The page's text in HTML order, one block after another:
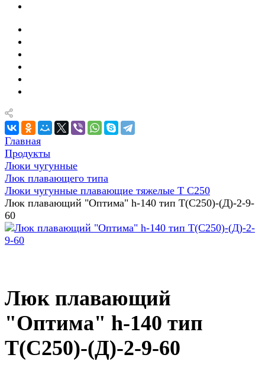
Главная
Продукты
Люки чугунные
Люк плавающего типа
Люки чугунные плавающие тяжелые Т С250
Люк плавающий "Оптима" h-140 тип Т(С250)-(Д)-2-9-
60
Люк плавающий
"Оптима" h-140 тип
Т(С250)-(Д)-2-9-60